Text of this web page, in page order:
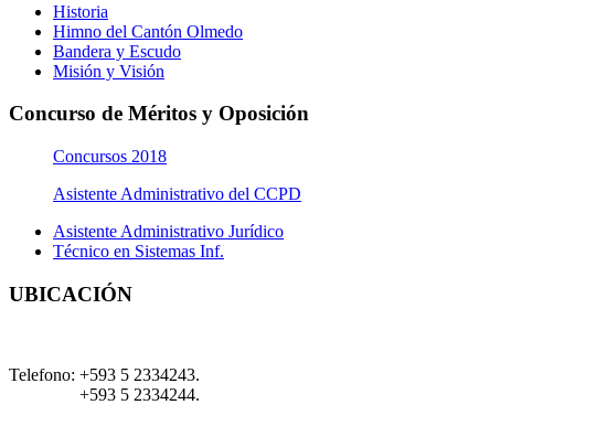
Historia
Himno del Cantón Olmedo
Bandera y Escudo
Misión y Visión
Concurso de Méritos y Oposición
Concursos 2018
Asistente Administrativo del CCPD
Asistente Administrativo Jurídico
Técnico en Sistemas Inf.
UBICACIÓN
Telefono: +593 5 2334243.
+593 5 2334244.